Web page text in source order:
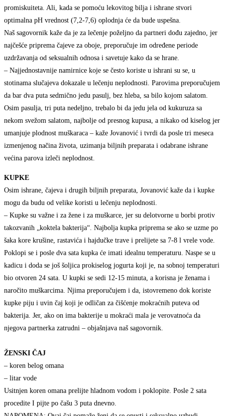
promiskuiteta. Ali, kada se pomoću lekovitog bilja i ishrane stvori
optimalna pH vrednost (7,2-7,6) oplodnja će da bude uspešna.
Naš sagovornik kaže da je za lečenje poželjno da partneri dođu zajedno, jer
najčešće priprema čajeve za oboje, preporučuje im određene periode
uzdržavanja od seksualnih odnosa i savetuje kako da se hrane.
– Najjednostavnije namirnice koje se često koriste u ishrani su se, u
stotinama slučajeva dokazale u lečenju neplodnosti. Parovima preporučujem
da bar dva puta sedmično jedu pasulj, bez hleba, sa bilo kojom salatom.
Osim pasulja, tri puta nedeljno, trebalo bi da jedu jela od kukuruza sa
nekom svežom salatom, najbolje od presnog kupusa, a nikako od kiselog jer
umanjuje plodnost muškaraca – kaže Jovanović i tvrdi da posle tri meseca
izmenjenog načina života, uzimanja biljnih preparata i odabrane ishrane
većina parova izleči neplodnost.
KUPKE
Osim ishrane, čajeva i drugih biljnih preparata, Jovanović kaže da i kupke
mogu da budu od velike koristi u lečenju neplodnosti.
– Kupke su važne i za žene i za muškarce, jer su delotvorne u borbi protiv
takozvanih „koktela bakterija“. Najbolja kupka priprema se ako se uzme po
šaka kore krušine, rastavića i hajdučke trave i prelijete sa 7-8 l vrele vode.
Poklopi se i posle dva sata kupka će imati idealnu temperaturu. Naspe se u
kadicu i doda se još šoljica prokiselog jogurta koji je, na sobnoj temperaturi
bio otvoren 24 sata. U kupki se sedi 12-15 minuta, a korisna je ženama i
naročito muškarcima. Njima preporučujem i da, istovremeno dok koriste
kupke piju i uvin čaj koji je odličan za čišćenje mokraćnih puteva od
bakterija. Jer, ako on ima bakterije u mokraći mala je verovatnoća da
njegova partnerka zatrudni – objašnjava naš sagovornik.
ŽENSKI ČAJ
– koren belog omana
– litar vode
Usitnjen koren omana prelijte hladnom vodom i poklopite. Posle 2 sata
procedite I pijte po čašu 3 puta dnevno.